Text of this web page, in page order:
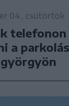
04., csütörtök
a